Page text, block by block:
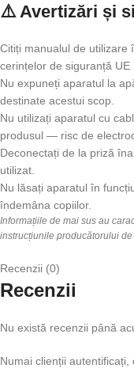
⚠️ Avertizări și
Citiți manualul de utilizare
cerințelor de siguranță UE
Nu expuneți aparatul la
destinate acestui scop.
Nu utilizați aparatul cu
produsul — risc de
Deconectați de la priză
utilizat.
Nu lăsați aparatul în
îndemâna copiilor.
Informațiile de mai sus au
instrucțiunile producătorului
Recenzii (0)
Recenzii
Nu există recenzii până
Numai clienții